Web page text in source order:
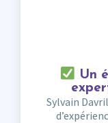
Un
Sylvain